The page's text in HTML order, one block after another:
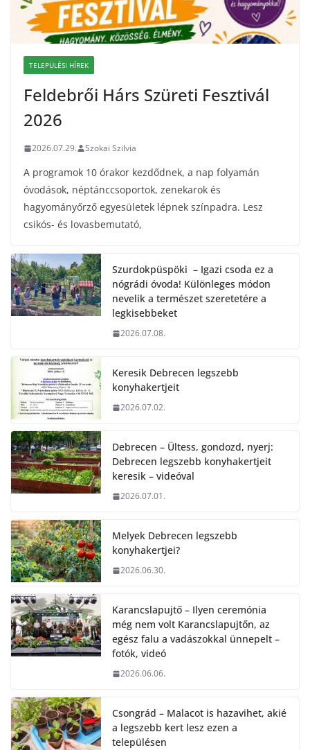
TELEPÜLÉSI HÍREK
Feldebrői Hárs Szüreti Fesztivál
2026
2026.07.29. Szokai Szilvia
A programok 10 órakor kezdődnek, a nap folyamán
óvodások, néptánccsoportok, zenekarok és
hagyományőrző egyesületek lépnek színpadra. Lesz
csikós- és lovasbemutató,
Szurdokpüspöki – Igazi csoda ez a
nógrádi óvoda! Különleges módon
nevelik a természet szeretetére a
legkisebbeket
2026.07.08.
Keresik Debrecen legszebb
konyhakertjeit
2026.07.02.
Debrecen – Ültess, gondozd, nyerj:
Debrecen legszebb konyhakertjeit
keresik – videóval
2026.07.01.
Melyek Debrecen legszebb
konyhakertjei?
2026.06.30.
Karancslapujtő – Ilyen ceremónia
még nem volt Karancslapujtőn, az
egész falu a vadászokkal ünnepelt –
fotók, videó
2026.06.06.
Csongrád – Malacot is hazavihet, akié
a legszebb kert lesz ezen a
településen